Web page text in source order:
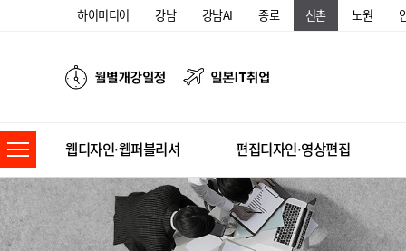
하이미디어 강남 강남AI 종로 신촌 노원
웹디자인·웹퍼블리셔 편집디자인·영상편집